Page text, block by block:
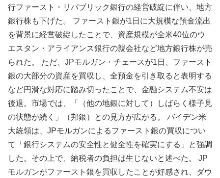
行ファースト・リパブリック銀行の経営破綻に伴い、地方
銀行株も下げた。 ファースト銀が1日に大規模な預金流出
を背景に経営破綻したことで、資産規模が全米40位のウ
エスタン・アライアンス銀行の親会社など地方銀行株が売
られた。 ただ、JPモルガン・チェースが1日、ファースト
銀の大部分の資産を買収し、全預金を引き取ると表明する
など円滑な対応に踏み切ったことで、金融システム不安は
後退。市場では、「（他の地銀に対して）しばらく様子見
の状態が続く」（邦銀）との見方が広がる。 バイデン米
大統領は、JPモルガンによるファースト銀の買収につい
て「銀行システムの安全性と健全性を確実にする」と強調
した。その上で、納税者の負担は生じないと述べた。 JP
モルガンがファースト銀を買収したことが好感され、ダウ